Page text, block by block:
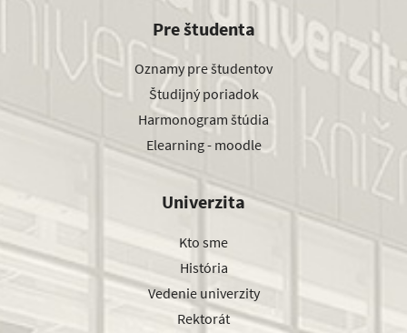
Pre študenta
Oznamy pre študentov
Študijný poriadok
Harmonogram štúdia
Elearning - moodle
Univerzita
Kto sme
História
Vedenie univerzity
Rektorát